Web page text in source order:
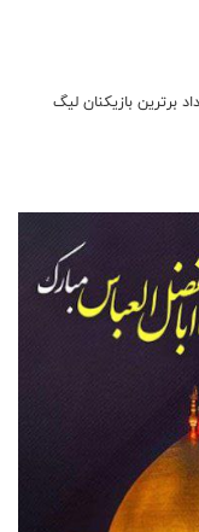
برترین بازیکنان لیگ